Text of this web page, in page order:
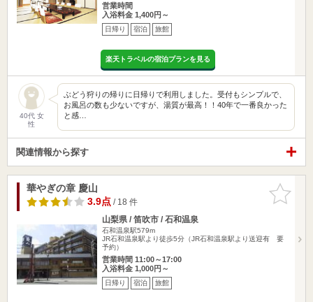
営業時間
入浴料金 1,400円～
日帰り 宿泊 旅館
楽天トラベルの宿泊プランを見る
40代 女
性
ぶどう狩りの帰りに日帰りで利用しました。受付もシンプルで、
お風呂の数も少ないですが、湯質が最高！！40年で一番良かった
と感…
関連情報から探す
お気に入
りに追加
華やぎの章 慶山
3.9点/ 18 件
山梨県 / 笛吹市 / 石和温泉
石和温泉駅579m
JR石和温泉駅より徒歩5分（JR石和温泉駅より送迎有 要
予約）
営業時間 11:00～17:00
入浴料金 1,000円～
日帰り 宿泊 旅館